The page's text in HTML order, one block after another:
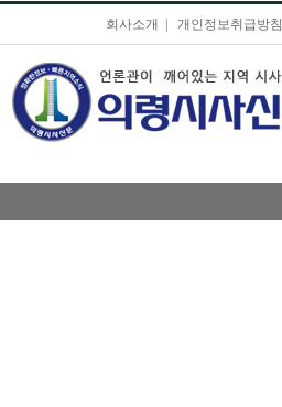
회사소개 | 개인정보취급방침